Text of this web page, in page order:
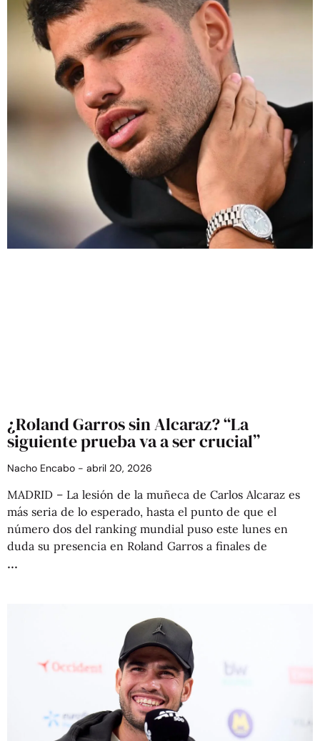
¿Roland Garros sin Alcaraz? “La
siguiente prueba va a ser crucial”
Nacho Encabo abril 20, 2026
MADRID – La lesión de la muñeca de Carlos Alcaraz es
más seria de lo esperado, hasta el punto de que el
número dos del ranking mundial puso este lunes en
duda su presencia en Roland Garros a finales de